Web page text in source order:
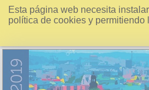
Esta página web necesita
política de cookies y